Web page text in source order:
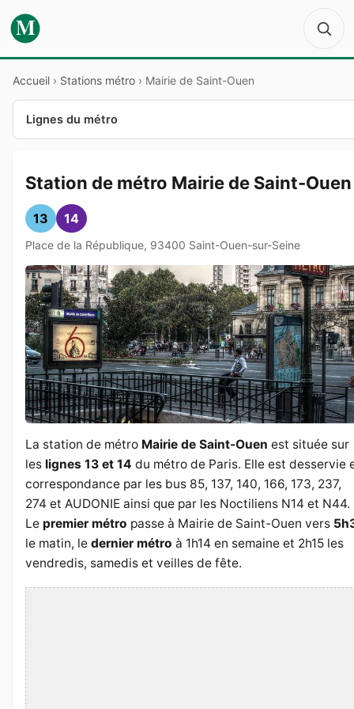
M
Accueil › Stations métro › Mairie de Saint-Ouen
Lignes du métro
Station de métro Mairie de Saint-Ouen
13 14
Place de la République, 93400 Saint-Ouen-sur-Seine
La station de métro Mairie de Saint-Ouen est située sur
les lignes 13 et 14 du métro de Paris. Elle est desservie
correspondance par les bus 85, 137, 140, 166, 173, 237,
274 et AUDONIE ainsi que par les Noctiliens N14 et N44.
Le premier métro passe à Mairie de Saint-Ouen vers
le matin, le dernier métro à 1h14 en semaine et 2h15 les
vendredis, samedis et veilles de fête.